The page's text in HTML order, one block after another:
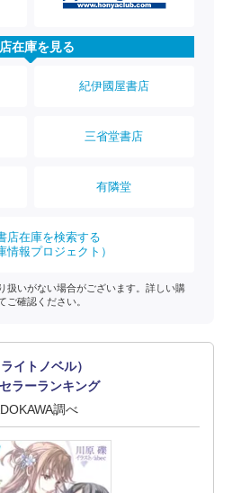
在庫を見る
紀伊國屋書店
三省堂書店
有隣堂
店在庫を検索する
情報プロジェクト）
扱いがない場合がございます。詳しい購
ご確認ください。
イトノベル）
ラーランキング
調べ